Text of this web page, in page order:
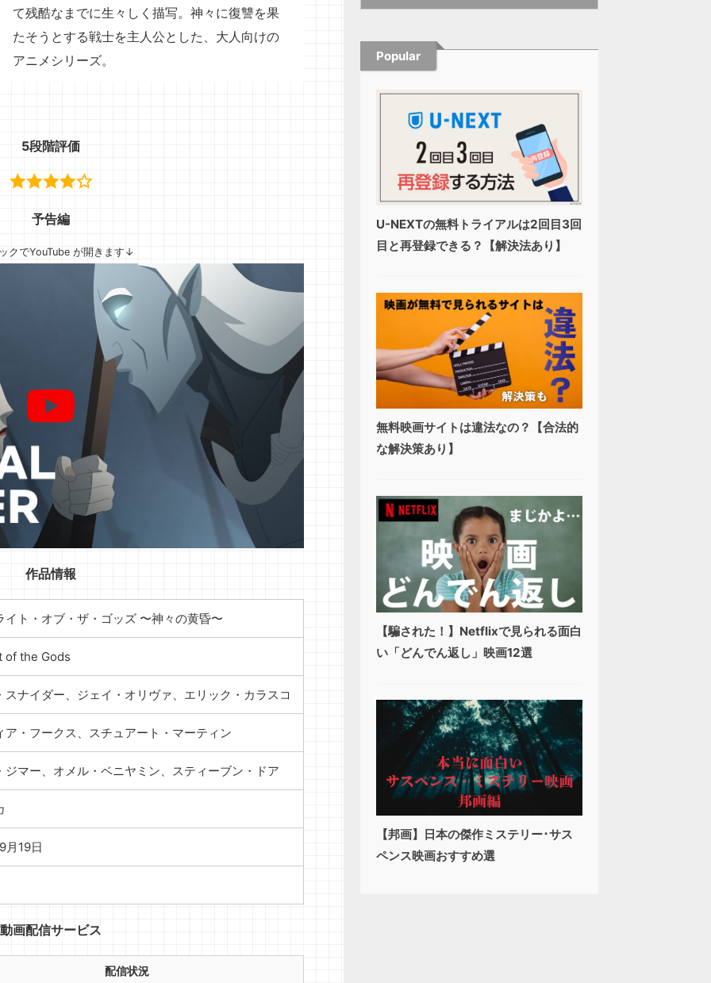
て残酷なまでに生々しく描写。神々に復讐を果
たそうとする戦士を主人公とした、大人向けの
アニメシリーズ。
5段階評価
予告編
クでYouTube が開きます↓
作品情報
イト・オブ・ザ・ゴッズ 〜神々の黄昏〜
of the Gods
スナイダー、ジェイ・オリヴァ、エリック・カラスコ
ア・フークス、スチュアート・マーティン
ジマー、オメル・ベニヤミン、スティーブン・ドア
月19日
動画配信サービス
配信状況
Popular
U-NEXTの無料トライアルは2回目3回
目と再登録できる？【解決法あり】
無料映画サイトは違法なの？【合法的
な解決策あり】
【騙された！】Netflixで見られる面白
い「どんでん返し」映画12選
【邦画】日本の傑作ミステリー･サス
ペンス映画おすすめ選